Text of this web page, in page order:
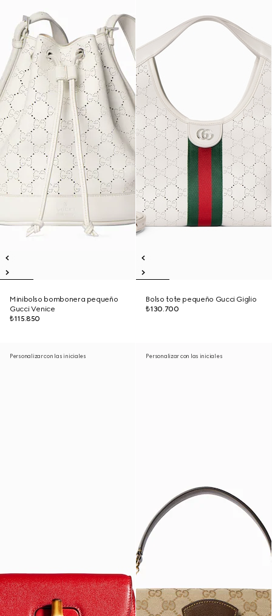
Minibolso bombonera pequeño
Gucci Venice
₺115.850
Bolso tote pequeño Gucci Giglio
₺130.700
Personalizar con las iniciales Personalizar con las iniciales